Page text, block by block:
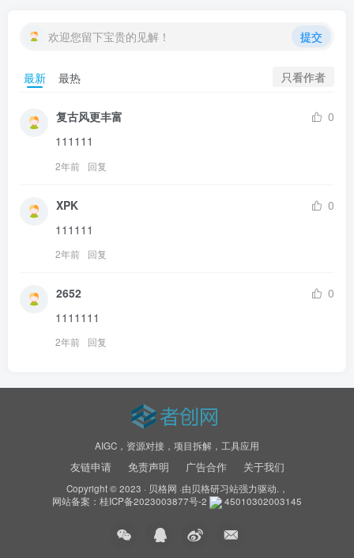
欢迎您留下宝贵的见解！ 提交
最新 最热 只看作者
复古风更丰富
0
111111
2年前 回复
XPK
0
111111
2年前 回复
2652
0
1111111
2年前 回复
AIGC，资源对接，项目拆解，工具应用
友链申请 免责声明 广告合作 关于我们
Copyright © 2023 · 贝格网 ·由贝格研习站强力驱动.，
网站备案： 桂ICP备2023003877号-2 45010302003145